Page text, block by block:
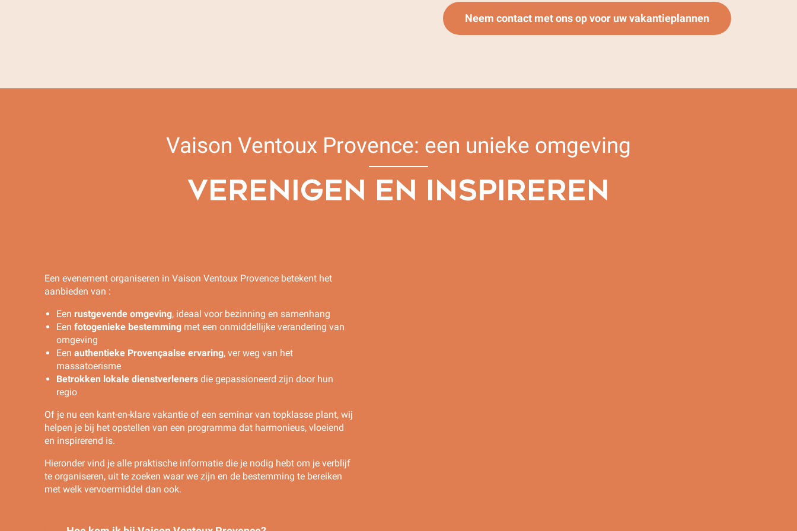
Neem contact met ons op voor uw vakantieplannen
Vaison Ventoux Provence: een unieke omgeving
VERENIGEN EN INSPIREREN
Een evenement organiseren in Vaison Ventoux Provence betekent het
aanbieden van :
Een rustgevende omgeving, ideaal voor bezinning en samenhang
Een fotogenieke bestemming met een onmiddellijke verandering van
omgeving
Een authentieke Provençaalse ervaring, ver weg van het
massatoerisme
Betrokken lokale dienstverleners die gepassioneerd zijn door hun
regio
Of je nu een kant-en-klare vakantie of een seminar van topklasse plant, wij
helpen je bij het opstellen van een programma dat harmonieus, vloeiend
en inspirerend is.
Hieronder vind je alle praktische informatie die je nodig hebt om je verblijf
te organiseren, uit te zoeken waar we zijn en de bestemming te bereiken
met welk vervoermiddel dan ook.